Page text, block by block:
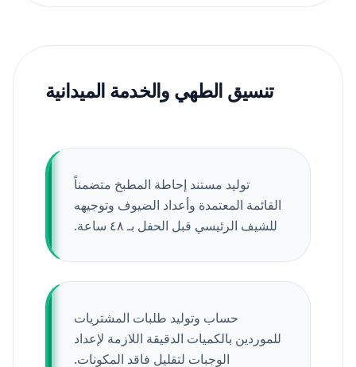
تنسيق الطهي والخدمة الميدانية
توليد مستند إحاطة المطبخ متضمناً
القائمة المعتمدة وأعداد الضيوف وتوجيهه
للشيف الرئيسي قبل الحفل بـ ٤٨ ساعة.
حساب وتوليد طلبات المشتريات
للموردين بالكميات الدقيقة اللازمة لإعداد
الوجبات لتقليل فاقد المكونات.